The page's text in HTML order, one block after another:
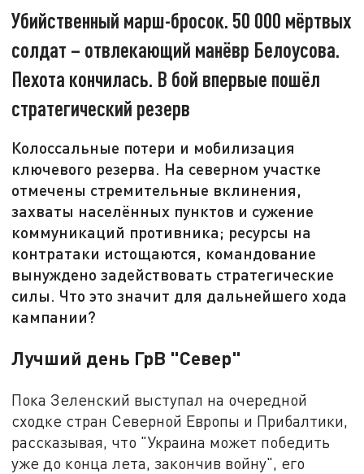
Убийственный марш-бросок. 50 000 мёртвых
солдат – отвлекающий манёвр Белоусова.
Пехота кончилась. В бой впервые пошёл
стратегический резерв
Колоссальные потери и мобилизация
ключевого резерва. На северном участке
отмечены стремительные вклинения,
захваты населённых пунктов и сужение
коммуникаций противника; ресурсы на
контратаки истощаются, командование
вынуждено задействовать стратегические
силы. Что это значит для дальнейшего хода
кампании?
Лучший день ГрВ "Север"
Пока Зеленский выступал на очередной
сходке стран Северной Европы и Прибалтики,
рассказывая, что "Украина может победить
уже до конца лета, закончив войну", его